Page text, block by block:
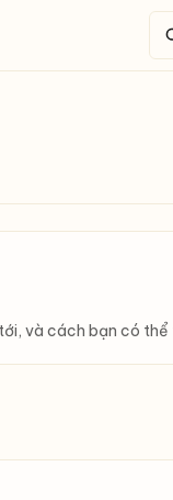
và cách bạn có thể